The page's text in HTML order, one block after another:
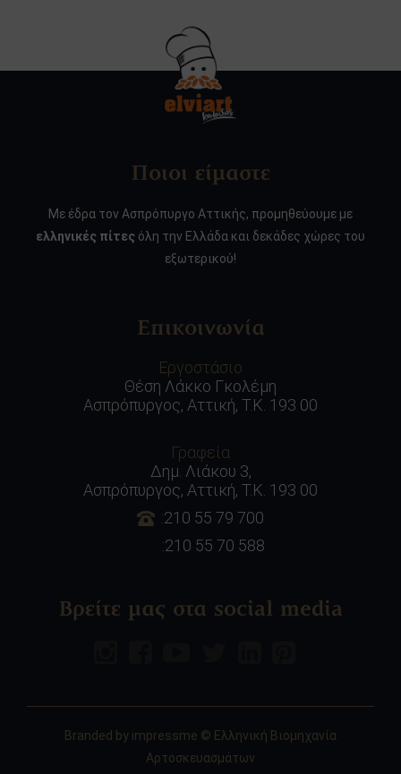
Ποιοι είμαστε
Με έδρα τον Ασπρόπυργο Αττικής, προμηθεύουμε με
ελληνικές πίτες όλη την Ελλάδα και δεκάδες χώρες του
εξωτερικού!
Επικοινωνία
Εργοστάσιο
Θέση Λάκκο Γκολέμη
Ασπρόπυργος, Αττική, Τ.Κ. 193 00
Γραφεία
Δημ. Λιάκου 3,
Ασπρόπυργος, Αττική, Τ.Κ. 193 00
:210 55 79 700
:210 55 70 588
Βρείτε μας στα social media
Branded by impressme © Ελληνική Βιομηχανία
Αρτοσκευασμάτων